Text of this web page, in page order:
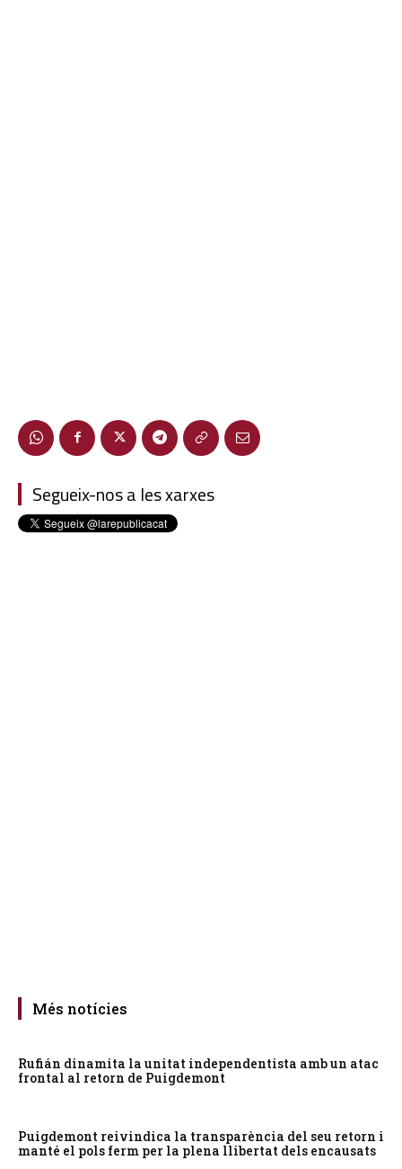
Segueix-nos a les xarxes
Més notícies
Rufián dinamita la unitat independentista amb un atac
frontal al retorn de Puigdemont
Puigdemont reivindica la transparència del seu retorn i
manté el pols ferm per la plena llibertat dels encausats